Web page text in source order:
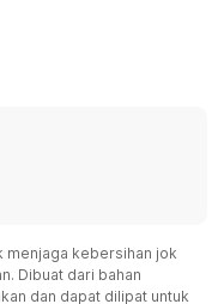
menjaga kebersihan jok
Dibuat dari bahan
dan dapat dilipat untuk